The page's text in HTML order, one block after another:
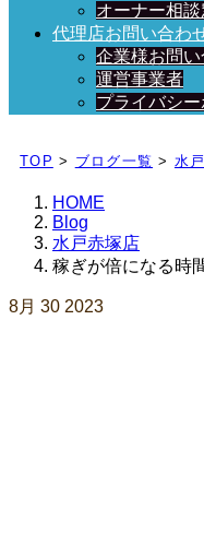
オーナー相談
代理店お問い合わ
企業様お問
運営事業者
プライバシ
日々、ブログを更新
TOP > ブログ一覧 > 水
HOME
Blog
水戸赤塚店
稼ぎが倍になる時
8月 30 2023